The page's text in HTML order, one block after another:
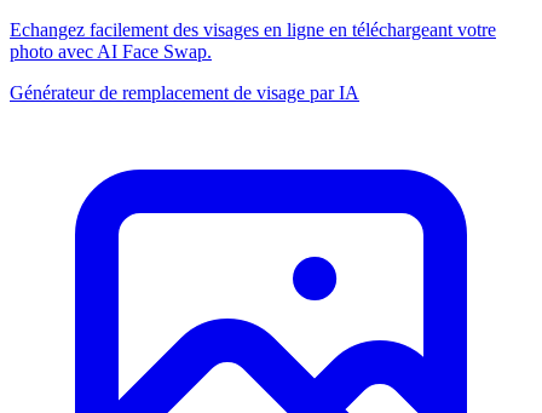
Echangez facilement des visages en ligne en téléchargeant votre
photo avec AI Face Swap.
Générateur de remplacement de visage par IA